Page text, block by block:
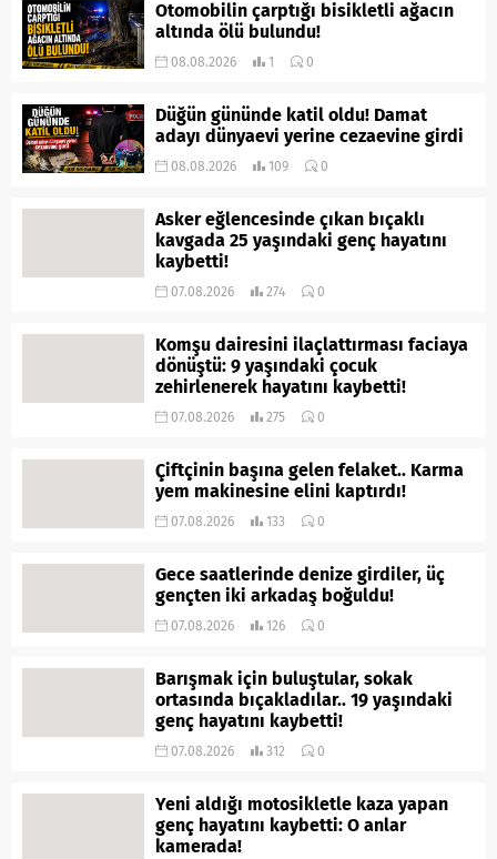
Otomobilin çarptığı bisikletli ağacın
altında ölü bulundu!
08.08.2026 1 0
Düğün gününde katil oldu! Damat
adayı dünyaevi yerine cezaevine girdi
08.08.2026 109 0
Asker eğlencesinde çıkan bıçaklı
kavgada 25 yaşındaki genç hayatını
kaybetti!
07.08.2026 274 0
Komşu dairesini ilaçlattırması faciaya
dönüştü: 9 yaşındaki çocuk
zehirlenerek hayatını kaybetti!
07.08.2026 275 0
Çiftçinin başına gelen felaket.. Karma
yem makinesine elini kaptırdı!
07.08.2026 133 0
Gece saatlerinde denize girdiler, üç
gençten iki arkadaş boğuldu!
07.08.2026 126 0
Barışmak için buluştular, sokak
ortasında bıçakladılar.. 19 yaşındaki
genç hayatını kaybetti!
07.08.2026 312 0
Yeni aldığı motosikletle kaza yapan
genç hayatını kaybetti: O anlar
kamerada!